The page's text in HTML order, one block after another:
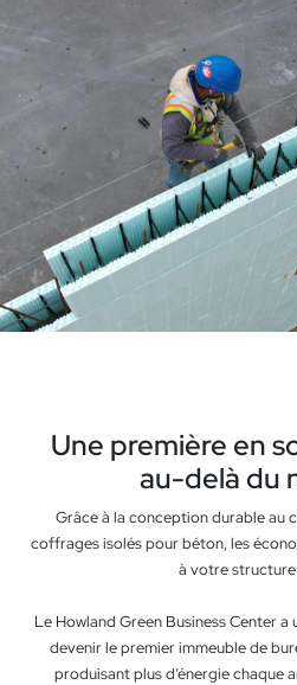
Une première en
au-delà du
Grâce à la conception durable au
coffrages isolés pour béton, les
à votre structure
Le Howland Green Business Center
devenir le premier immeuble de
produisant plus d’énergie chaque